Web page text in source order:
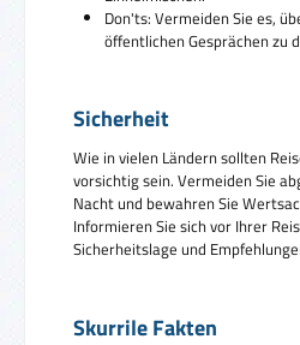
Don'ts: Vermeiden Sie es,
öffentlichen Gesprächen zu
Sicherheit
Wie in vielen Ländern sollten
vorsichtig sein. Vermeiden Sie
Nacht und bewahren Sie
Informieren Sie sich vor Ihrer
Sicherheitslage und
Skurrile Fakten